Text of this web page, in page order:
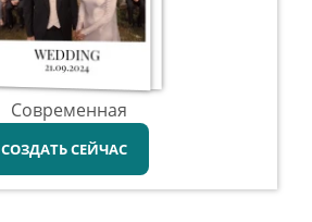
Современная
СОЗДАТЬ СЕЙЧАС